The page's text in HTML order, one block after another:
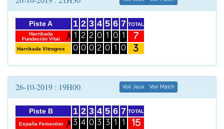
Piste A
Harrikada
Fundación Vital
Harrikada Vitrogres
1
1
0
2
2
0
3
2
0
4
0
2
5
1
0
6
0
1
7
1
0
TOTAL
7
3
26-10-2019 : 19H00 Voir Jeux Voir Match
Piste B
España Femenino
1
3
2
4
3
0
4
3
5
3
6
1
7
1
TOTAL
15